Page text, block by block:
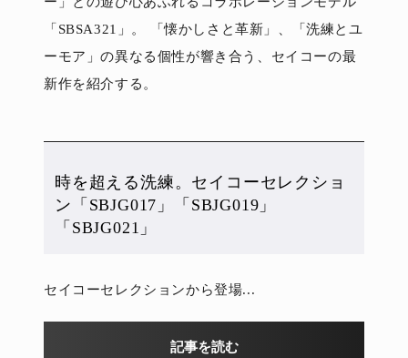
「SBSA321」。 「懐かしさと革新」、「洗練とユ
ーモア」の異なる個性が響き合う、セイコーの最
新作を紹介する。
時を超える洗練。セイコーセレクショ
ン「SBJG017」「SBJG019」
「SBJG021」
セイコーセレクションから登場...
記事を読む